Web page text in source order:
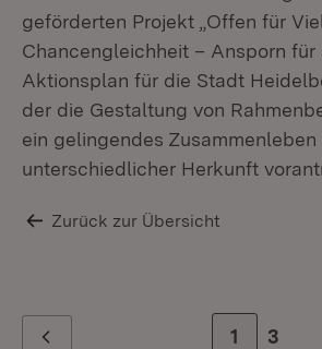
geförderten Projekt „Offen für
Chancengleichheit – Ansporn für
Aktionsplan für die Stadt
der die Gestaltung von
ein gelingendes
unterschiedlicher Herkunft
Zurück zur Übersicht
Zur Seite
1 Zur
3